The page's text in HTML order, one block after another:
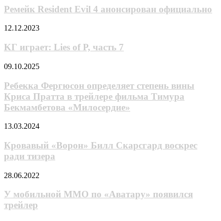
Evil
4
анонсирован
Ремейк Resident Evil 4 анонсирован официально
KГ
Lies
of
P,
чacть
7
12.12.2023
KГ игpaeт: Lies of P, чacть 7
Ребекка
определяет
степень
вины
Криса
в
фильма
Тимура
Бекмамбетова
«Милосердие»
09.10.2025
Ребекка Фергюсон определяет степень вины
Криса Пратта в трейлере фильма Тимура
Бекмамбетова «Милосердие»
Кровавый
Билл
Скарсгард
воскрес
тизера
13.03.2024
Кровавый «Ворон» Билл Скарсгард воскрес
ради тизера
У
MMO
«Аватару»
28.06.2022
У мобильной MMO по «Аватару» появился
трейлер